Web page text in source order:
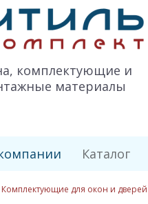
комплектующие и
материалы
Каталог
Комплектующие для окон и дверей